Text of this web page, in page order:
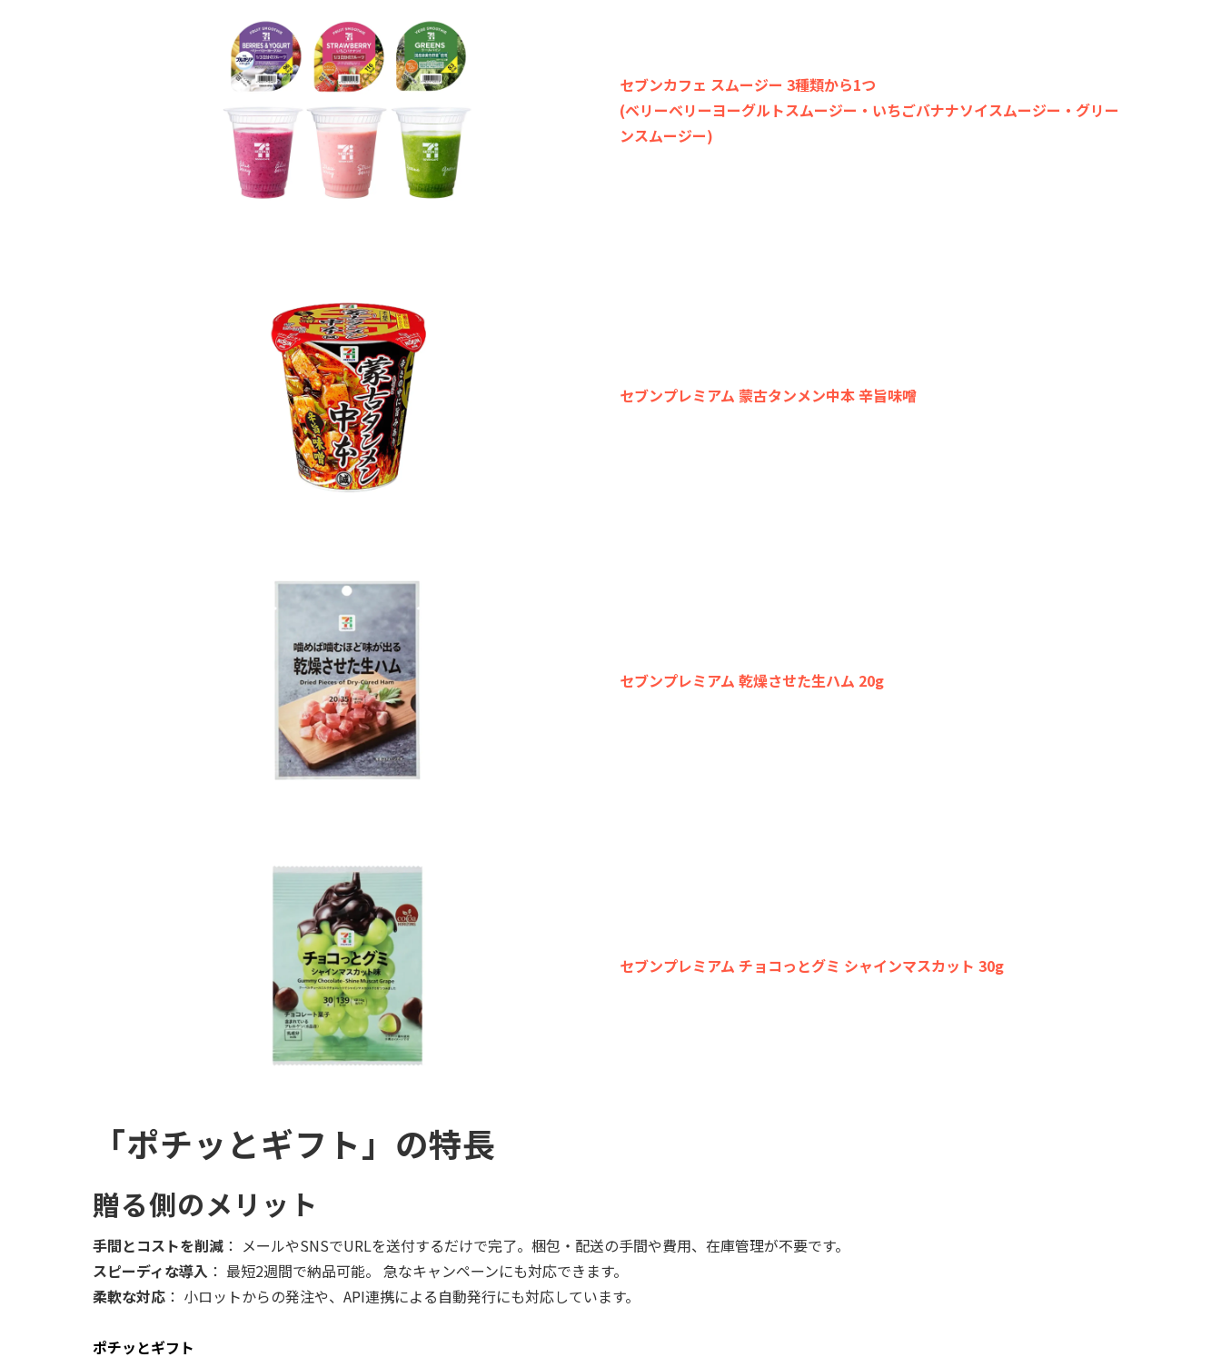
セブンカフェ スムージー 3種類から1つ
(ベリーベリーヨーグルトスムージー・いちごバナナソイスムージー・グリー
ンスムージー)
セブンプレミアム 蒙古タンメン中本 辛旨味噌
セブンプレミアム 乾燥させた生ハム 20g
セブンプレミアム チョコっとグミ シャインマスカット 30g
「ポチッとギフト」の特長
贈る側のメリット
手間とコストを削減 ： メールやSNSでURLを送付するだけで完了。梱包・配送の手間や費用、在庫管理が不要です。
スピーディな導入 ： 最短2週間で納品可能。 急なキャンペーンにも対応できます。
柔軟な対応 ： 小ロットからの発注や、API連携による自動発行にも対応しています。
ポチッとギフト